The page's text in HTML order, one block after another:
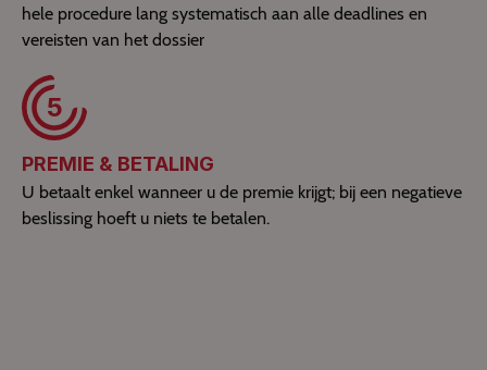
hele procedure lang systematisch aan alle deadlines en
vereisten van het dossier
5
PREMIE & BETALING
U betaalt enkel wanneer u de premie krijgt; bij een negatieve
beslissing hoeft u niets te betalen.